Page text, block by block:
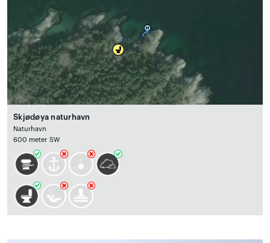
Skjødøya naturhavn
Naturhavn
600 meter SW